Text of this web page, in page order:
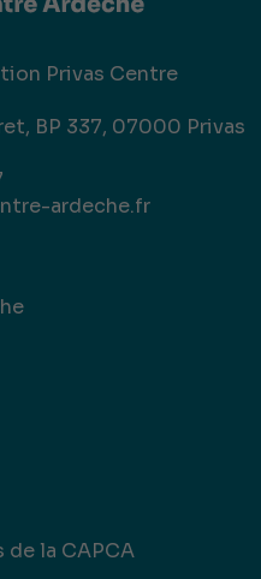
Privas Centre
BP 337, 07000 Privas
ardeche.fr
de la CAPCA